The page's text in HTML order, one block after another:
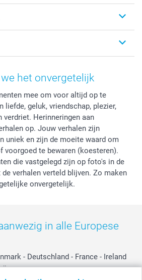
het onvergetelijk
mee om voor altijd op te
liefde, geluk, vriendschap, plezier,
verdriet. Herinneringen aan
op. Jouw verhalen zijn
uniek en zijn de moeite waard om
voorgoed te bewaren (koesteren).
die vastgelegd zijn op foto's in de
verhalen verteld blijven. Zo maken
onvergetelijk.
in alle Europese
- Deutschland - France - Ireland
Österreich - Schweiz - Suisse -